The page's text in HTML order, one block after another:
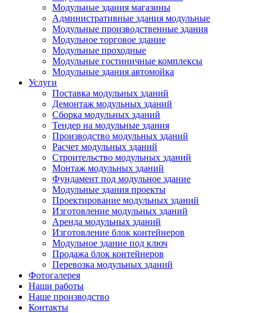
Модульные здания магазины
Административные здания модульные
Модульные производственные здания
Модульное торговое здание
Модульные проходные
Модульные гостиничные комплексы
Модульные здания автомойка
Услуги
Поставка модульных зданий
Демонтаж модульных зданий
Сборка модульных зданий
Тендер на модульные здания
Производство модульных зданий
Расчет модульных зданий
Строительство модульных зданий
Монтаж модульных зданий
Фундамент под модульное здание
Модульные здания проекты
Проектирование модульных зданий
Изготовление модульных зданий
Аренда модульных зданий
Изготовление блок контейнеров
Модульное здание под ключ
Продажа блок контейнеров
Перевозка модульных зданий
Фотогалерея
Наши работы
Наше производство
Контакты